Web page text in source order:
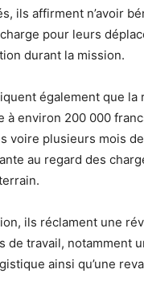
ils affirment n’avoir
pour leurs
durant la mission.
également que la
à environ 200 000
voire plusieurs mois
au regard des
ils réclament une
de travail, notamment
ainsi qu’une